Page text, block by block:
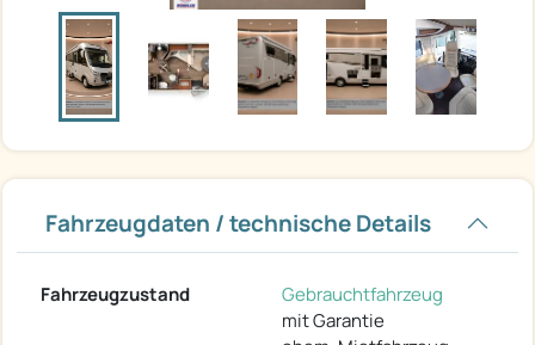
Fahrzeugdaten / technische Details
Fahrzeugzustand
Gebrauchtfahrzeug
mit Garantie